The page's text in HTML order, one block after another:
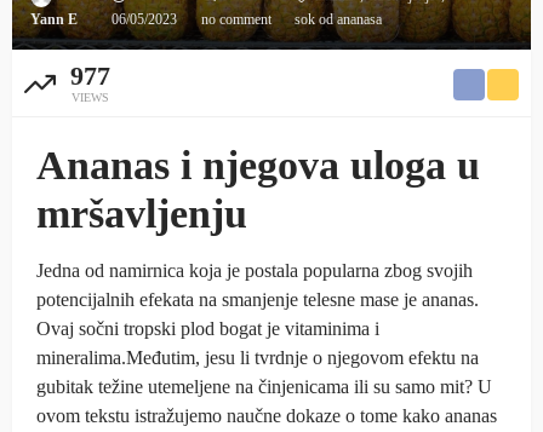
Yann E 06/05/2023 no comment
sok od ananasa
977
VIEWS
Ananas i njegova uloga u
mršavljenju
Jedna od namirnica koja je postala popularna zbog svojih
potencijalnih efekata na smanjenje telesne mase je ananas.
Ovaj sočni tropski plod bogat je vitaminima i
mineralima.Međutim, jesu li tvrdnje o njegovom efektu na
gubitak težine utemeljene na činjenicama ili su samo mit? U
ovom tekstu istražujemo naučne dokaze o tome kako ananas